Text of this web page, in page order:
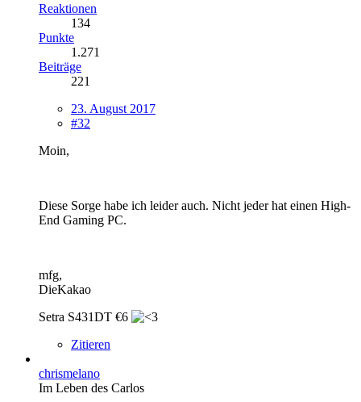
Reaktionen
134
Punkte
1.271
Beiträge
221
23. August 2017
#32
Moin,
Diese Sorge habe ich leider auch. Nicht jeder hat einen High-
End Gaming PC.
mfg,
DieKakao
Setra S431DT €6
Zitieren
chrismelano
Im Leben des Carlos